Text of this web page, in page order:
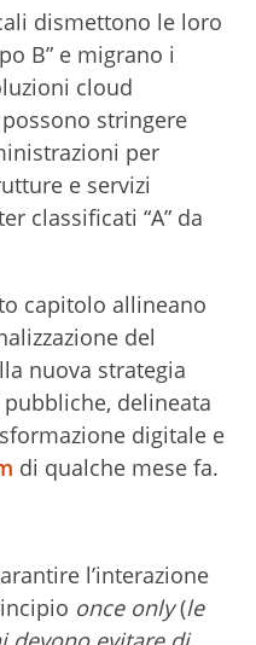
dismettono le loro
B” e migrano i
cloud
stringere
per
e servizi
classificati “A” da
capitolo allineano
del
nuova strategia
delineata
digitale e
di qualche mese fa.
l’interazione
once only(le